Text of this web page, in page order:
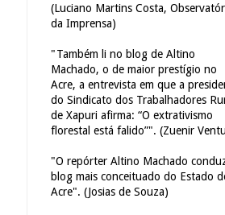
(Luciano Martins Costa,
da Imprensa)
"Também li no blog de Altino
Machado, o de maior prestígio no
Acre, a entrevista em que a
do Sindicato dos Trabalhadores
de Xapuri afirma: “O extrativismo
florestal está falido”". (Zuenir
"O repórter Altino Machado
blog mais conceituado do Estado
Acre". (Josias de Souza)